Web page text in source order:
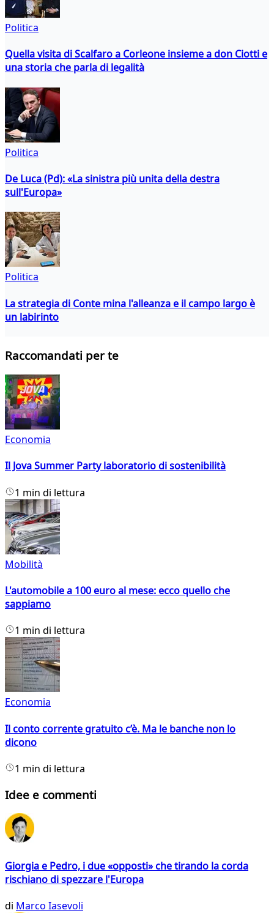
Politica
Quella visita di Scalfaro a Corleone insieme a don Ciotti e
una storia che parla di legalità
Politica
De Luca (Pd): «La sinistra più unita della destra
sull'Europa»
Politica
La strategia di Conte mina l'alleanza e il campo largo è
un labirinto
Raccomandati per te
Economia
Il Jova Summer Party laboratorio di sostenibilità
1 min di lettura
Mobilità
L'automobile a 100 euro al mese: ecco quello che
sappiamo
1 min di lettura
Economia
Il conto corrente gratuito c’è. Ma le banche non lo
dicono
1 min di lettura
Idee e commenti
Giorgia e Pedro, i due «opposti» che tirando la corda
rischiano di spezzare l'Europa
di Marco Iasevoli